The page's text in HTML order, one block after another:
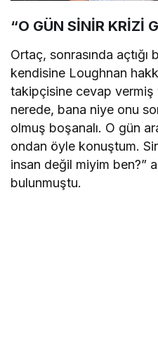
“O GÜN SİNİR KRİZİ
Ortaç, sonrasında açtığı
kendisine Loughnan
takipçisine cevap vermiş
nerede, bana niye onu
olmuş boşanalı. O gün
ondan öyle konuştum.
insan değil miyim ben?”
bulunmuştu.